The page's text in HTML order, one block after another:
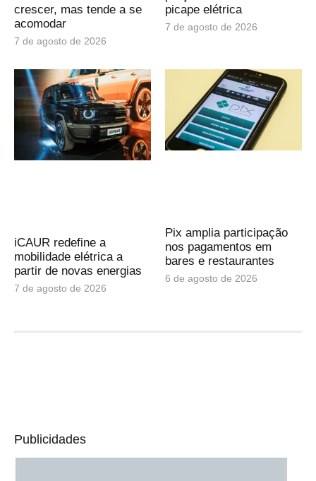
crescer, mas tende a se
acomodar
7 de agosto de 2026
picape elétrica
7 de agosto de 2026
iCAUR redefine a
mobilidade elétrica a
partir de novas energias
7 de agosto de 2026
Pix amplia participação
nos pagamentos em
bares e restaurantes
6 de agosto de 2026
Publicidades